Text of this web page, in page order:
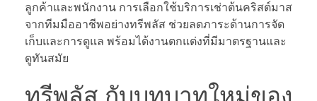
ลูกค้าและพนักงาน การเลือกใช้บริการเช่าต้นคริสต์มาส
จากทีมมืออาชีพอย่างทรีพลัส ช่วยลดภาระด้านการจัด
เก็บและการดูแล พร้อมได้งานตกแต่งที่มีมาตรฐานและ
ดูทันสมัย